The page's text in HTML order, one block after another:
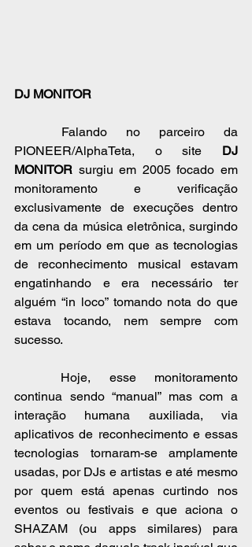
DJ MONITOR
PIONEER/AlphaTeta, o site DJ
MONITOR surgiu em 2005 focado em
monitoramento e verificação
exclusivamente de execuções dentro
da cena da música eletrônica, surgindo
em um período em que as tecnologias
de reconhecimento musical estavam
engatinhando e era necessário ter
alguém “in loco” tomando nota do que
estava tocando, nem sempre com
sucesso.
continua sendo “manual” mas com a
interação humana auxiliada, via
aplicativos de reconhecimento e essas
tecnologias tornaram-se amplamente
usadas, por DJs e artistas e até mesmo
por quem está apenas curtindo nos
eventos ou festivais e que aciona o
SHAZAM (ou apps similares) para